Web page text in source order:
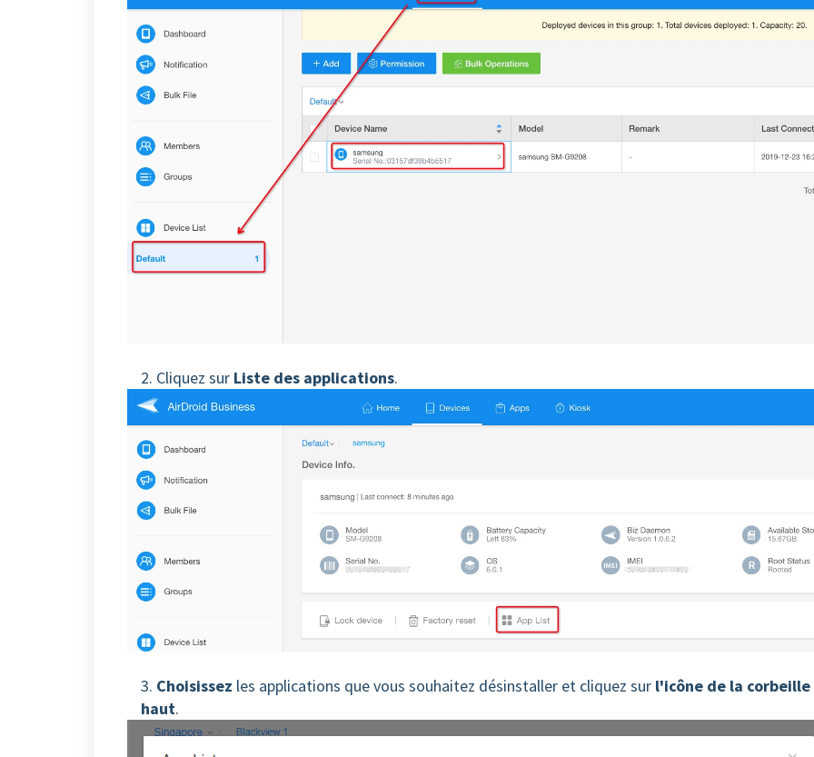
2. Cliquez sur Liste des applications.
3. Choisissez les applications que vous souhaitez désinstaller et cliquez sur l'icône de la corbeille
haut.